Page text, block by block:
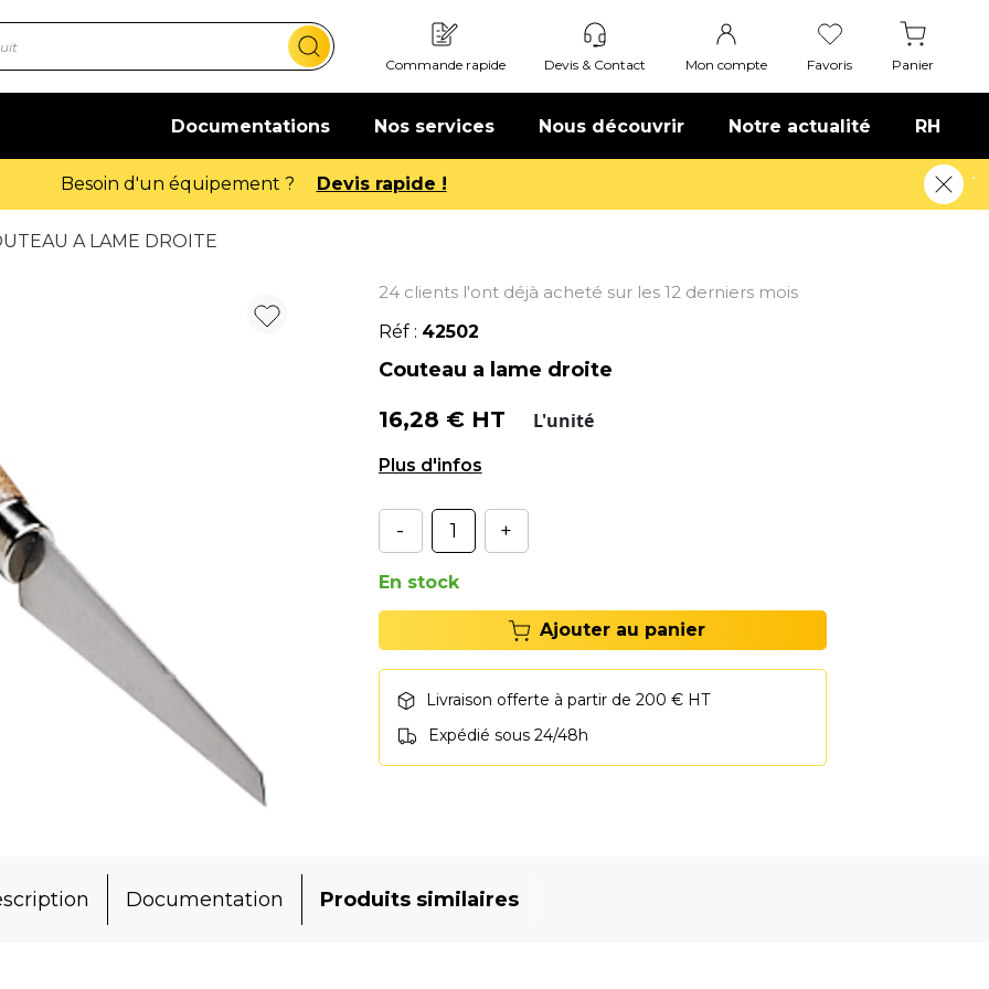
Commande rapide Devis & Contact Mon compte Favoris Panier
Documentations Nos services Nous découvrir Notre actualité RH
Offre de bienvenue : 20€ offerts !
A LAME DROITE
24 clients l'ont déjà acheté sur les 12 derniers mois
Réf : 42502
Couteau a lame droite
16,28 € HT L'unité
Couteau à lame droite.
- +
En stock
Ajouter au panier
Livraison offerte à partir de 200 € HT
Expédié sous 24/48h
Documentation Produits similaires